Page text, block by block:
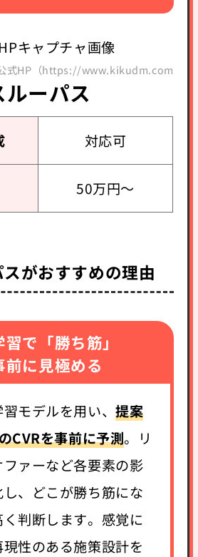
式HP（https://www.kikudm.com/）
ルーパス
対応可
50万円～
がおすすめの理由
で「勝ち筋」
前に見極める
モデルを用い、提案
CVRを事前に予測。リ
ァーなど各要素の影
、どこが勝ち筋にな
判断します。感覚に
性のある施策設計を